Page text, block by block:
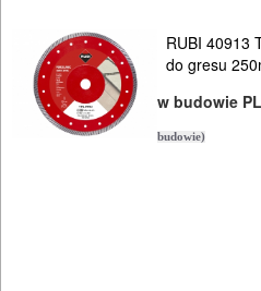
URZĄDZENIA
ROZRUCHOWE
PROSTOWNIKI
RUBI 40913
do gresu
w budowie
budowie)